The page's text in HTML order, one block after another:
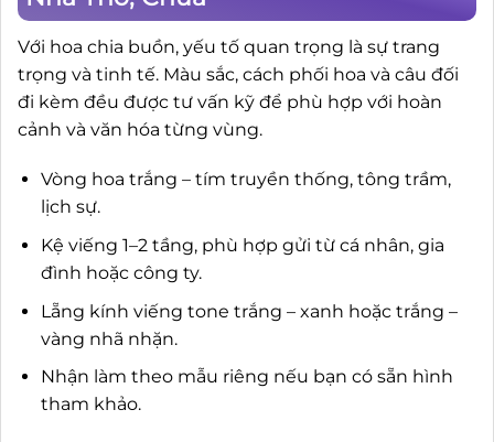
Với hoa chia buồn, yếu tố quan trọng là sự trang
trọng và tinh tế. Màu sắc, cách phối hoa và câu đối
đi kèm đều được tư vấn kỹ để phù hợp với hoàn
cảnh và văn hóa từng vùng.
Vòng hoa trắng – tím truyền thống, tông trầm,
lịch sự.
Kệ viếng 1–2 tầng, phù hợp gửi từ cá nhân, gia
đình hoặc công ty.
Lẵng kính viếng tone trắng – xanh hoặc trắng –
vàng nhã nhặn.
Nhận làm theo mẫu riêng nếu bạn có sẵn hình
tham khảo.